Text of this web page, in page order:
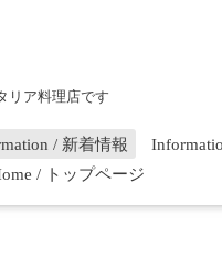
リア料理店です
/ 新着情報
/ トップページ